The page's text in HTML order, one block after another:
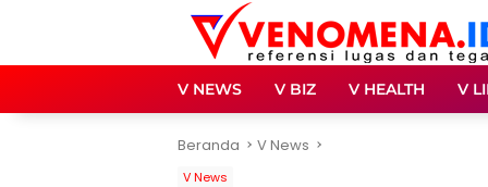
V NEWS V BIZ V HEALTH V
Beranda V News
V News